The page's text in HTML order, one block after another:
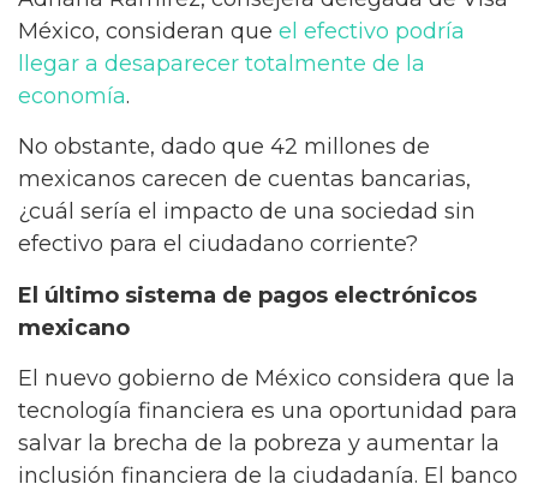
México, consideran que el efectivo podría
llegar a desaparecer totalmente de la
economía.
No obstante, dado que 42 millones de
mexicanos carecen de cuentas bancarias,
¿cuál sería el impacto de una sociedad sin
efectivo para el ciudadano corriente?
El último sistema de pagos electrónicos
mexicano
El nuevo gobierno de México considera que la
tecnología financiera es una oportunidad para
salvar la brecha de la pobreza y aumentar la
inclusión financiera de la ciudadanía. El banco